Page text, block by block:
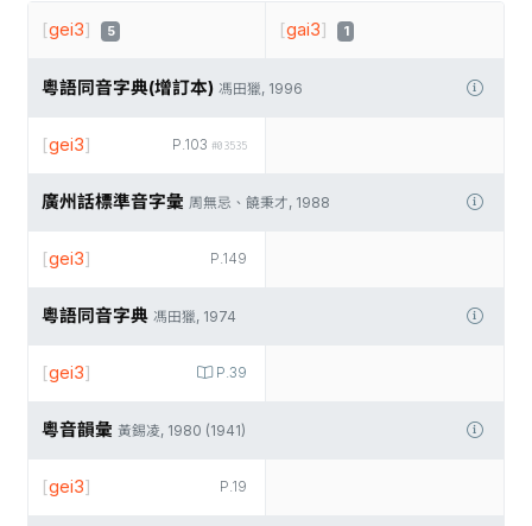
[gei3] 5 [gai3] 1
粵語同音字典(增訂本) 馮田獵, 1996
P.103 #03535
[gei3]
廣州話標準音字彙 周無忌、饒秉才, 1988
P.149
[gei3]
粵語同音字典 馮田獵, 1974
P.39
[gei3]
粵音韻彙 黃錫凌, 1980 (1941)
P.19
[gei3]